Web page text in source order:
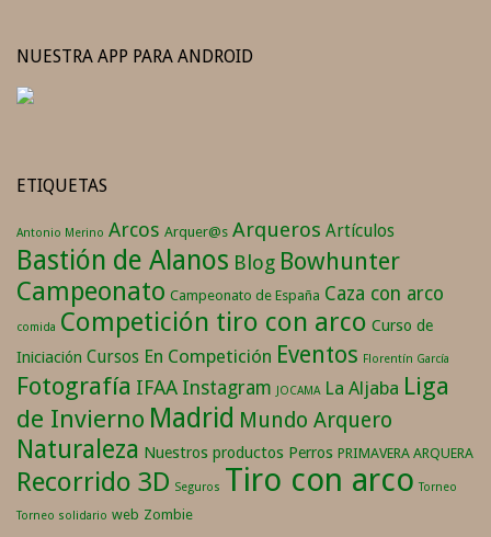
NUESTRA APP PARA ANDROID
ETIQUETAS
Antonio Merino Arcos Arquer@s Arqueros Artículos
Bastión de Alanos Blog Bowhunter
Campeonato Campeonato de España Caza con arco
comida Competición tiro con arco Curso de
Iniciación Cursos En Competición Eventos Florentín García
Fotografía IFAA Instagram JOCAMA La Aljaba Liga
de Invierno Madrid Mundo Arquero
Naturaleza Nuestros productos Perros PRIMAVERA ARQUERA
Recorrido 3D Seguros Tiro con arco Torneo
Torneo solidario web Zombie